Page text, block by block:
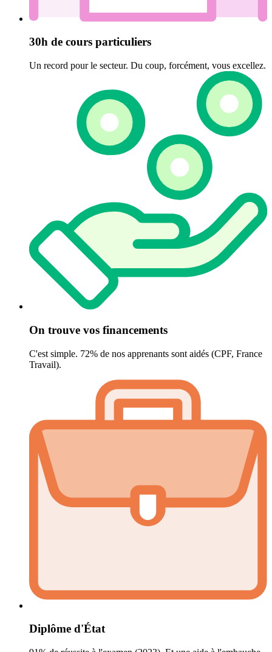
30h de cours particuliers
Un record pour le secteur. Du coup, forcément, vous excellez.
On trouve vos financements
C'est simple. 72% de nos apprenants sont aidés (CPF, France
Travail).
Diplôme d'État